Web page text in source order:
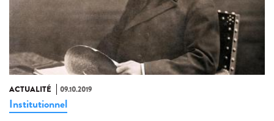
ACTUALITÉ 09.10.2019
Institutionnel